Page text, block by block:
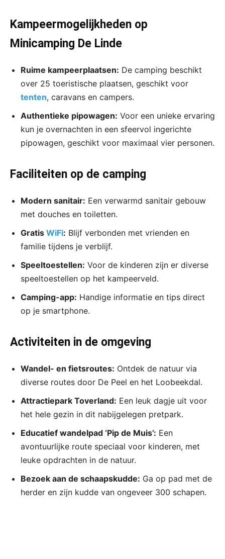
Kampeermogelijkheden op
Minicamping De Linde
Ruime kampeerplaatsen: De camping beschikt
over 25 toeristische plaatsen, geschikt voor
tenten, caravans en campers.
Authentieke pipowagen: Voor een unieke ervaring
kun je overnachten in een sfeervol ingerichte
pipowagen, geschikt voor maximaal vier personen.
Faciliteiten op de camping
Modern sanitair: Een verwarmd sanitair gebouw
met douches en toiletten.
Gratis WiFi: Blijf verbonden met vrienden en
familie tijdens je verblijf.
Speeltoestellen: Voor de kinderen zijn er diverse
speeltoestellen op het kampeerveld.
Camping-app: Handige informatie en tips direct
op je smartphone.
Activiteiten in de omgeving
Wandel- en fietsroutes: Ontdek de natuur via
diverse routes door De Peel en het Loobeekdal.
Attractiepark Toverland: Een leuk dagje uit voor
het hele gezin in dit nabijgelegen pretpark.
Educatief wandelpad ‘Pip de Muis’: Een
avontuurlijke route speciaal voor kinderen, met
leuke opdrachten in de natuur.
Bezoek aan de schaapskudde: Ga op pad met de
herder en zijn kudde van ongeveer 300 schapen.